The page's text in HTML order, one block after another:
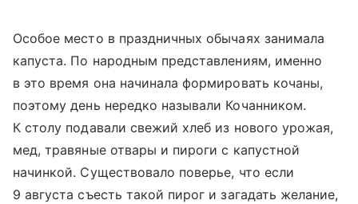
Особое место в праздничных обычаях занимала
капуста. По народным представлениям, именно
в это время она начинала формировать кочаны,
поэтому день нередко называли Кочанником.
К столу подавали свежий хлеб из нового урожая,
мед, травяные отвары и пироги с капустной
начинкой. Существовало поверье, что если
9 августа съесть такой пирог и загадать желание,